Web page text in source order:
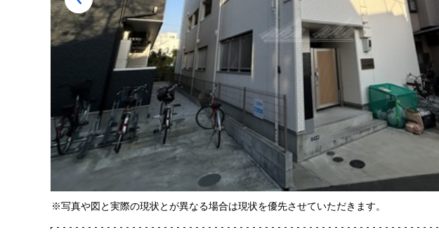
※写真や図と実際の現状とが異なる場合は現状を優先させていただきます。